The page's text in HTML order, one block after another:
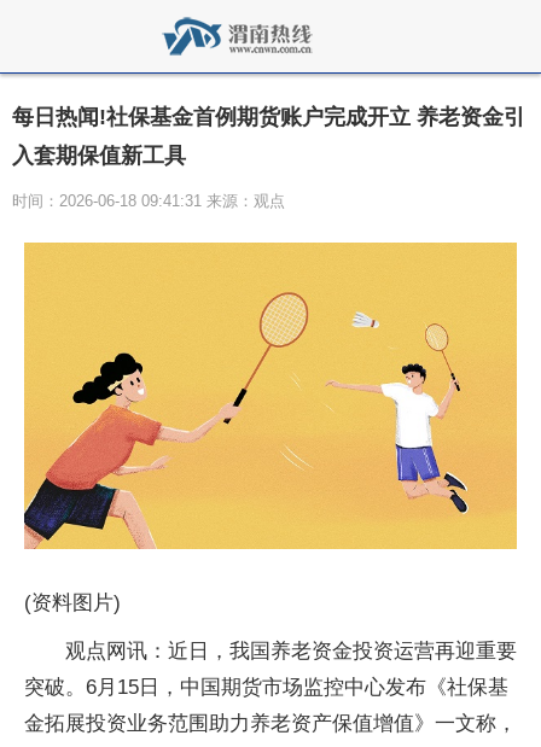
每日热闻!社保基金首例期货账户完成开立 养老资金引
入套期保值新工具
时间：2026-06-18 09:41:31 来源：观点
(资料图片)
观点网讯：近日，我国养老资金投资运营再迎重要
突破。6月15日，中国期货市场监控中心发布《社保基
金拓展投资业务范围助力养老资产保值增值》一文称，